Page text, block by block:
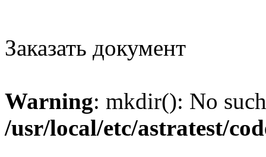
Заказать документ
Warning: mkdir(): No
/usr/local/etc/astratest/